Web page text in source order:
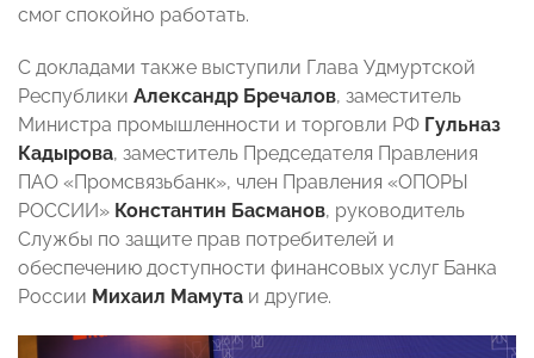
смог спокойно работать.
С докладами также выступили Глава Удмуртской
Республики Александр Бречалов, заместитель
Министра промышленности и торговли РФ Гульназ
Кадырова, заместитель Председателя Правления
ПАО «Промсвязьбанк», член Правления «ОПОРЫ
РОССИИ» Константин Басманов, руководитель
Службы по защите прав потребителей и
обеспечению доступности финансовых услуг Банка
России Михаил Мамута и другие.